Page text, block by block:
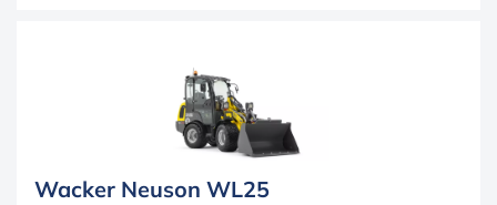
Wacker Neuson WL25